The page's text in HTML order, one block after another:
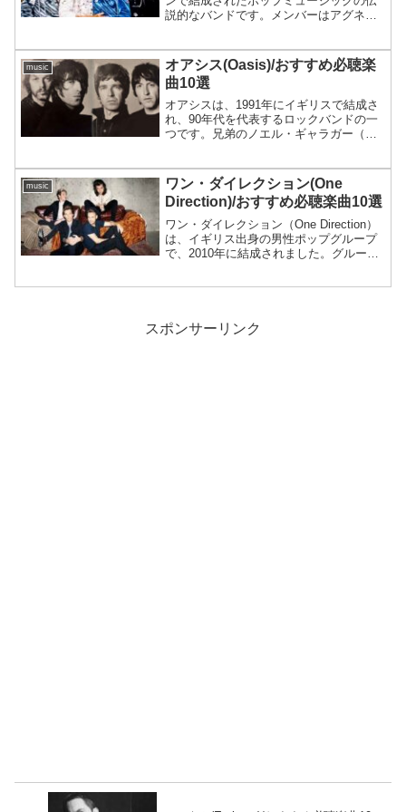
説的なバンドです。メンバーはアグネッ
＝フリッド・リングスタッドの4人。彼ら
はキャッチーなメ...
music
オアシス(Oasis)/おすすめ必聴楽
曲10選
オアシスは、1991年にイギリスで結成さ
れ、90年代を代表するロックバンドの一
つです。兄弟のノエル・ギャラガー（ギ
（ベース）、アラン・ホワイト（ドラ
ム）などで構成されま...
music
ワン・ダイレクション(One
Direction)/おすすめ必聴楽曲10選
ワン・ダイレクション（One Direction）
は、イギリス出身の男性ポップグループ
で、2010年に結成されました。グループ
スポンサーリンク